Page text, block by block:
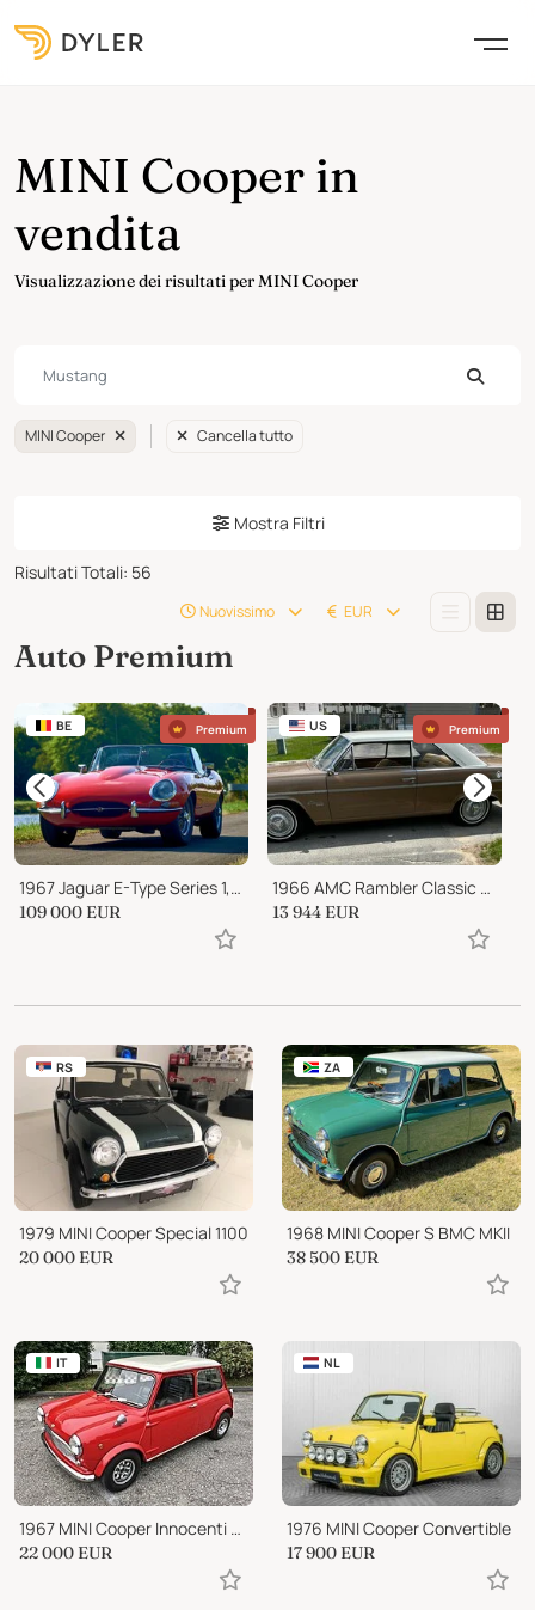
MINI Cooper in
vendita
Visualizzazione dei risultati per MINI Cooper
MINI Cooper Cancella tutto
Mostra Filtri
Risultati Totali: 56
Nuovissimo EUR
Auto Premium
BE Premium
1967 Jaguar E-Type Series 1, Roadster 4.2 liter
109 000 EUR
US Premium
1966 AMC Rambler Classic 770
13 944 EUR
RS
1979 MINI Cooper Special 1100
20 000 EUR
ZA
1968 MINI Cooper S BMC MKII
38 500 EUR
IT
1967 MINI Cooper Innocenti MK1
22 000 EUR
NL
1976 MINI Cooper Convertible
17 900 EUR